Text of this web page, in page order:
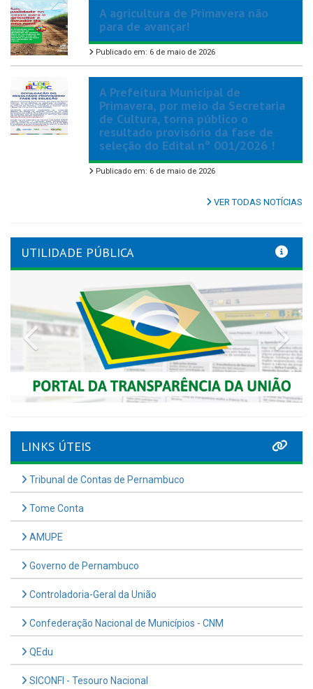
A agricultura de Primavera não
para de avançar!
Publicado em: 6 de maio de 2026
A Prefeitura Municipal de
Primavera, por meio da Secretaria
de Cultura, torna público o
resultado provisório da fase de
seleção do Edital nº 001/2026 !
Publicado em: 6 de maio de 2026
VER TODAS NOTÍCIAS
UTILIDADE PÚBLICA
Previous
LINKS ÚTEIS
Tribunal de Contas de Pernambuco
Tome Conta
AMUPE
Governo de Pernambuco
Controladoria-Geral da União
Confederação Nacional de Municípios - CNM
QEdu
SICONFI - Tesouro Nacional